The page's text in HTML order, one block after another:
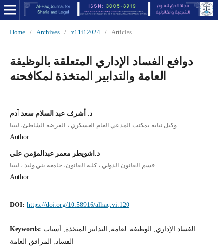
Home / Archives / v11i12024 / Articles
دوافع الفساد الإداري المتعلقة بالوظيفة
العامة والتدابير المتخذة لمكافحته
د. أشرف عبد السلام سعد آدم
وكيل نيابة بمكتب المدعي العام العسكري ، القرضة الشاطئ، ليبيا
Author
د.اشويطر معمر عبدالمؤمن علي
قسم القانون الدولي ، كلية القانون، جامعة بني وليد ، ليبيا.
Author
DOI: https://doi.org/10.58916/alhaq.vi.120
Keywords: الفساد الإداري, الوظيفة العامة, التدابير المتخذة, أسباب
الفساد, المرافق العامة